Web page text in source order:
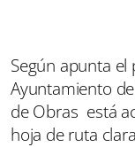
Según apunta el
Ayuntamiento
de Obras está
hoja de ruta